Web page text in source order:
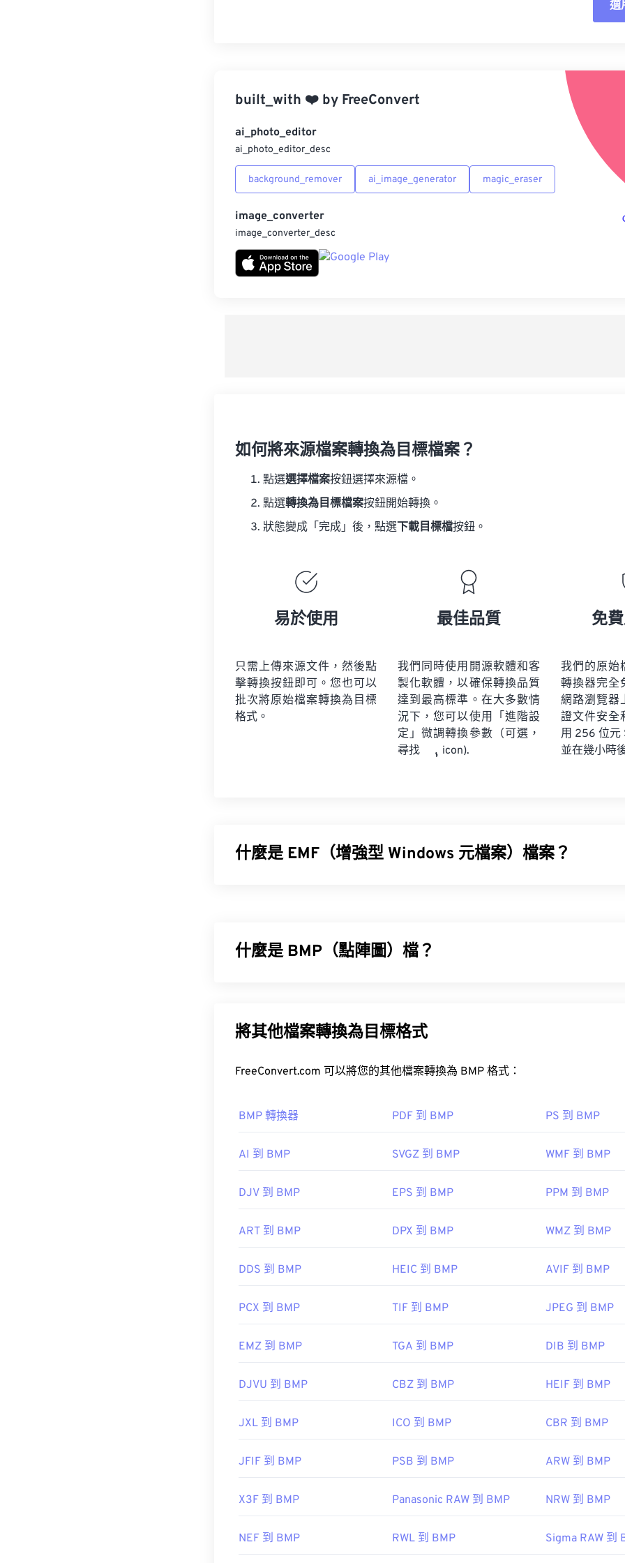
適
built_with ❤️ by FreeConvert
ai_photo_editor
ai_photo_editor_desc
background_remover ai_image_generator magic_eraser
image_converter
image_converter_desc
如何將來源檔案轉換為目標檔案？
點選選擇檔案按鈕選擇來源檔。
點選轉換為目標檔案按鈕開始轉換。
狀態變成「完成」後，點選 下載目標檔按鈕。
易於使用
只需上傳來源文件，然後點
擊轉換按鈕即可。您也可以
批次將原始檔案轉換為目標
格式。
最佳品質
我們同時使用開源軟體和客
製化軟體，以確保轉換品質
達到最高標準。在大多數情
況下，您可以使用「進階設
定」微調轉換參數（可選，
尋找
icon).
免
我們的原始
轉換器完全
網路瀏覽器
證文件安全
用 256 位元
並在幾小時
什麼是 EMF（增強型 Windows 元檔案）檔案？
Adobe Illustrator
什麼是 BMP（點陣圖）檔？
版。然而，由於缺乏壓縮，BMP 檔案通常很大。
Microsoft Paint
ColorStrokes
初始發布日期：
1985 年 11 月 20 日
https://en.wikipedia.org/wiki/BMP_file_format
https://docs.microsoft.com/en-us/windows/win32/gdi/bitmaps
將其他檔案轉換為目標格式
FreeConvert.com 可以將您的其他檔案轉換為 BMP 格式：
BMP 轉換器 PDF 到 BMP PS 到 BMP
AI 到 BMP SVGZ 到 BMP WMF 到 BMP
DJV 到 BMP EPS 到 BMP PPM 到 BMP
ART 到 BMP DPX 到 BMP WMZ 到 BMP
DDS 到 BMP HEIC 到 BMP AVIF 到 BMP
PCX 到 BMP TIF 到 BMP JPEG 到 BMP
EMZ 到 BMP TGA 到 BMP DIB 到 BMP
DJVU 到 BMP CBZ 到 BMP HEIF 到 BMP
JXL 到 BMP ICO 到 BMP CBR 到 BMP
JFIF 到 BMP PSB 到 BMP ARW 到 BMP
X3F 到 BMP Panasonic RAW 到 BMP NRW 到 BMP
NEF 到 BMP RWL 到 BMP Sigma RAW 到